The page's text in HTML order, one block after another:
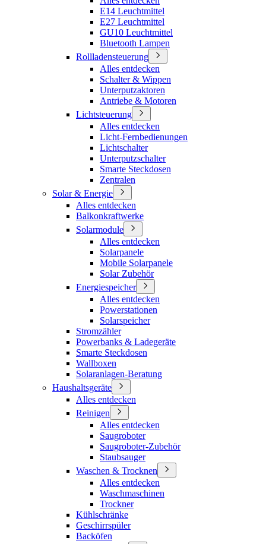
E14 Leuchtmittel
E27 Leuchtmittel
GU10 Leuchtmittel
Bluetooth Lampen
Rollladensteuerung
Alles entdecken
Schalter & Wippen
Unterputzaktoren
Antriebe & Motoren
Lichtsteuerung
Alles entdecken
Licht-Fernbedienungen
Lichtschalter
Unterputzschalter
Smarte Steckdosen
Zentralen
Solar & Energie
Alles entdecken
Balkonkraftwerke
Solarmodule
Alles entdecken
Solarpanele
Mobile Solarpanele
Solar Zubehör
Energiespeicher
Alles entdecken
Powerstationen
Solarspeicher
Stromzähler
Powerbanks & Ladegeräte
Smarte Steckdosen
Wallboxen
Solaranlagen-Beratung
Haushaltsgeräte
Alles entdecken
Reinigen
Alles entdecken
Saugroboter
Saugroboter-Zubehör
Staubsauger
Waschen & Trocknen
Alles entdecken
Waschmaschinen
Trockner
Kühlschränke
Geschirrspüler
Backöfen